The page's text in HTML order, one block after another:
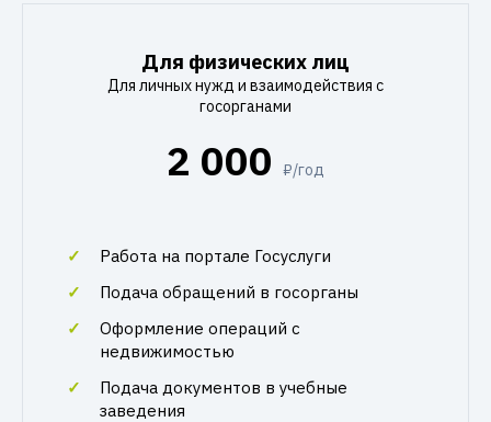
Для физических лиц
Для личных нужд и взаимодействия с
госорганами
2 000 ₽/год
Работа на портале Госуслуги
Подача обращений в госорганы
Оформление операций с
недвижимостью
Подача документов в учебные
заведения